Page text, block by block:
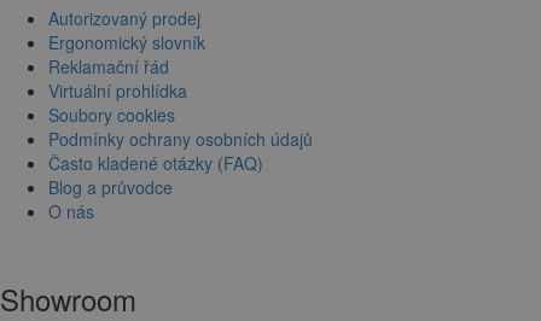
Autorizovaný prodej
Ergonomický slovník
Reklamační řád
Virtuální prohlídka
Soubory cookies
Podmínky ochrany osobních údajů
Často kladené otázky (FAQ)
Blog a průvodce
O nás
Showroom